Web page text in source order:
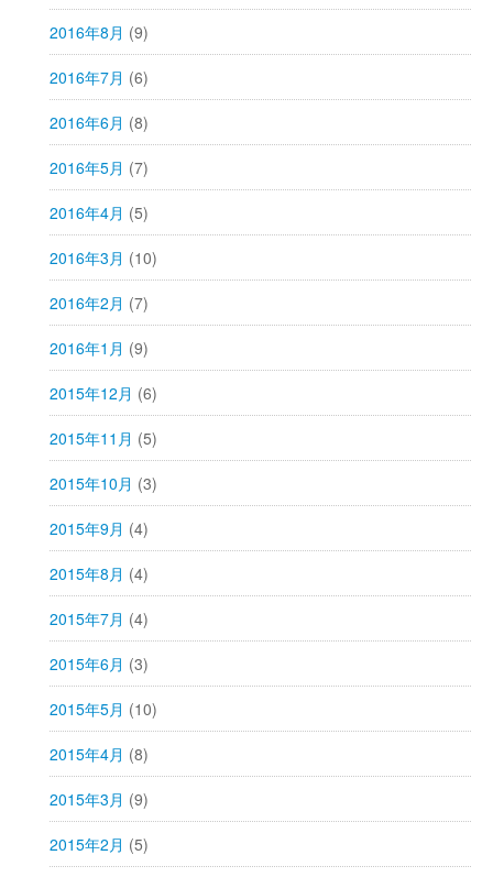
2016年8月 (9)
2016年7月 (6)
2016年6月 (8)
2016年5月 (7)
2016年4月 (5)
2016年3月 (10)
2016年2月 (7)
2016年1月 (9)
2015年12月 (6)
2015年11月 (5)
2015年10月 (3)
2015年9月 (4)
2015年8月 (4)
2015年7月 (4)
2015年6月 (3)
2015年5月 (10)
2015年4月 (8)
2015年3月 (9)
2015年2月 (5)